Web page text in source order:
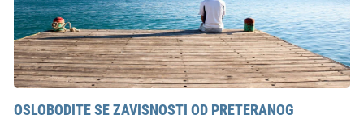
OSLOBODITE SE ZAVISNOSTI OD PRETERANOG